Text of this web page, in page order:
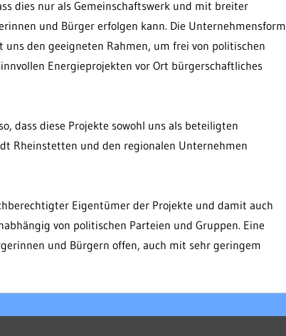
dies nur als Gemeinschaftswerk und mit breiter
und Bürger erfolgen kann. Die Unternehmensform
den geeigneten Rahmen, um frei von politischen
Energieprojekten vor Ort bürgerschaftliches
dass diese Projekte sowohl uns als beteiligten
Rheinstetten und den regionalen Unternehmen
Eigentümer der Projekte und damit auch
von politischen Parteien und Gruppen. Eine
und Bürgern offen, auch mit sehr geringem